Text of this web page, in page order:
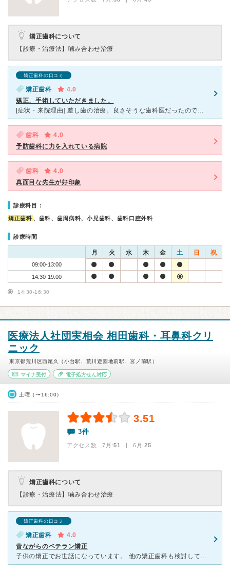
矯正歯科について
【診療・治療法】 噛み合わせ治療
矯正歯科の口コミ
矯正歯科
4.0
矯正、手術していただきました。
[症状・来院理由] 差し歯の治療。良さそうな歯科医だったので、その後矯正もしていただきました。 [医師の診断・治療法] 差し歯の根がひどい状態だったので、仮治療しておいて矯正をスタートさせました
歯科
4.0
予防歯科に力を入れている病院
歯科
4.0
真面目な先生が好印象
診療科目：
矯正歯科 、歯科、歯周病科、小児歯科、歯科口腔外科
診療時間
月 火 水 木 金 土 日 祝
09:00-13:00
14:30-19:00
14:30-16:30
医療法人社団実相会 相田歯科・耳鼻科クリ
ニック
東京都荒川区西尾久（小台駅、荒川遊園地前駅、宮ノ前駅）
マイナ受付 電子処方せん対応
土曜（〜16:00）
3.51
3件
アクセス数 7月:51 | 6月:25
矯正歯科について
【診療・治療法】 噛み合わせ治療
矯正歯科の口コミ
矯正歯科
4.0
昔ながらのベテラン矯正
子供の矯正でお世話になっています。 他の矯正歯科も検討していましたが、家が近くで通いやすいということと 値段のこと、色々考えてここに決めました。 おそらく数えきれないほどの子供たちの矯正をされて